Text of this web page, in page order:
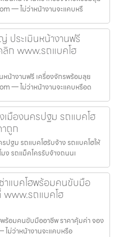
— ไม่ว่าหน้างานจะแคบหรื
ประเมินหน้างานฟรี
ก www.รถแบคโฮ
หน้างานฟรี เครื่องจักรพร้อมลุย
— ไม่ว่าหน้างานจะแคบหรือด
เมืองนครปฐม รถแบคโฮ
าถูก
ปฐม รถแบคโฮรับจ้าง รถแบคโฮให้
ง รถแม็คโครรับจ้างถนนเ
าแบคโฮพร้อมคนขับมือ
รถแบคโฮ
ร้อมคนขับมืออาชีพ ราคาคุ้มค่า จอง
ม่ว่าหน้างานจะแคบหรือ